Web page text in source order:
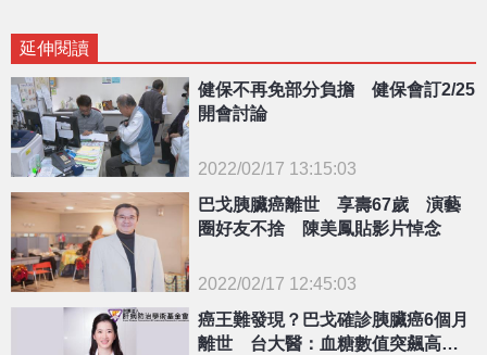
延伸閱讀
{PLAYICON}
健保不再免部分負擔 健保會訂2/25
開會討論
2022/02/17 13:15:03
{PLAYICON}
巴戈胰臟癌離世 享壽67歲 演藝
圈好友不捨 陳美鳳貼影片悼念
2022/02/17 12:45:03
癌王難發現？巴戈確診胰臟癌6個月
離世 台大醫：血糖數值突飆高須